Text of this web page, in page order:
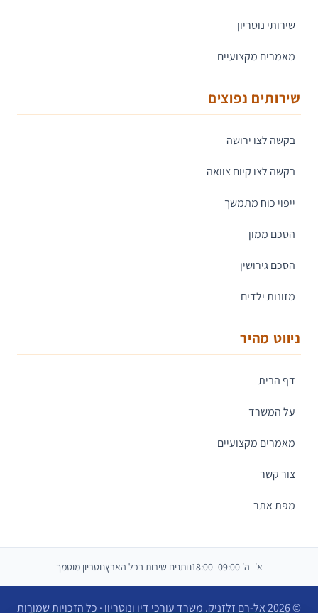
שירותי נוטריון
מאמרים מקצועיים
שירותים נפוצים
בקשה לצו ירושה
בקשה לצו קיום צוואה
ייפוי כוח מתמשך
הסכם ממון
הסכם גירושין
מזונות ילדים
ניווט מהיר
דף הבית
על המשרד
מאמרים מקצועיים
צור קשר
מפת אתר
א׳–ה׳ 09:00–18:00 נותנים שירות בכל הארץנוטריון מוסמך
© 2026 אל-רם זלזניק, משרד עורכי דין ונוטריון · כל הזכויות שמורות